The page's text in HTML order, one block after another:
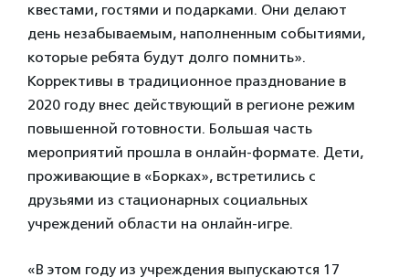
квестами, гостями и подарками. Они делают
день незабываемым, наполненным событиями,
которые ребята будут долго помнить».
Коррективы в традиционное празднование в
2020 году внес действующий в регионе режим
повышенной готовности. Большая часть
мероприятий прошла в онлайн-формате. Дети,
проживающие в «Борках», встретились с
друзьями из стационарных социальных
учреждений области на онлайн-игре.
«В этом году из учреждения выпускаются 17